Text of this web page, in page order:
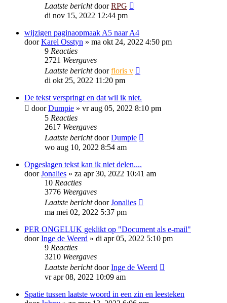
Laatste berichtdoorRPG
di nov 15, 2022 12:44 pm
wijzigen paginaopmaak A5 naar A4
doorKarel Osstyn » ma okt 24, 2022 4:50 pm
9 Reacties
2721 Weergaves
Laatste berichtdoorfloris v
di okt 25, 2022 11:20 pm
De tekst verspringt en dat wil ik niet.
doorDumpie » vr aug 05, 2022 8:10 pm
5 Reacties
2617 Weergaves
Laatste berichtdoorDumpie
wo aug 10, 2022 8:54 am
Opgeslagen tekst kan ik niet delen....
doorJonalies » za apr 30, 2022 10:41 am
10 Reacties
3776 Weergaves
Laatste berichtdoorJonalies
ma mei 02, 2022 5:37 pm
PER ONGELUK geklikt op "Document als e-mail"
doorInge de Weerd » di apr 05, 2022 5:10 pm
9 Reacties
3210 Weergaves
Laatste berichtdoorInge de Weerd
vr apr 08, 2022 10:09 am
Spatie tussen laatste woord in een zin en leesteken